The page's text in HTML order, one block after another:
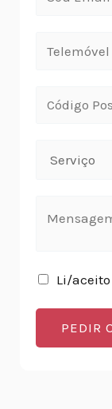
Li/
PEDIR